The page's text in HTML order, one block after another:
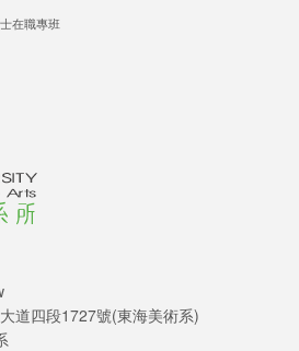
在職專班
道四段1727號(東海美術系)